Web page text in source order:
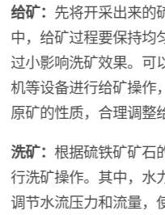
给矿： 先将开采出来的
中，给矿过程要保持均
过小影响洗矿效果。可
机等设备进行给矿操作
原矿的性质，合理调整
洗矿：根据硫铁矿矿石
行洗矿操作。其中，水
调节水流压力和流量，